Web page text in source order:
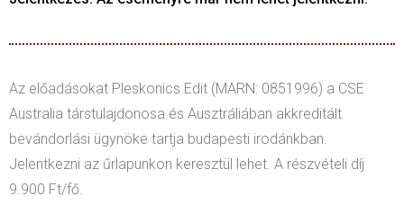
Az előadásokat Pleskonics Edit (MARN: 0851996) a CSE
Australia társtulajdonosa és Ausztráliában akkreditált
bevándorlási ügynöke tartja budapesti irodánkban.
Jelentkezni az űrlapunkon keresztül lehet. A részvételi díj
9.900 Ft/fő.